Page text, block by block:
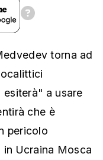
torna ad
a usare
che è
pericolo
Ucraina Mosca